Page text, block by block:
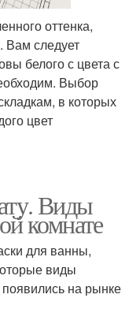
оттенка,
Вам следует
белого с цвета с
Выбор
в которых
цвет
Виды
комнате
для ванны,
виды
на рынке